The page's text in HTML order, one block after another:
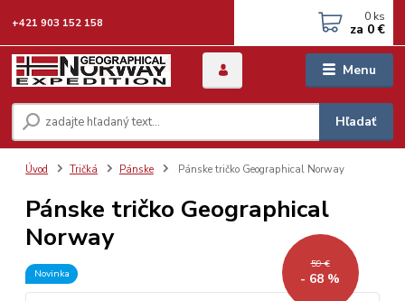
Menu
Hľadať
+421 903 152 158 0 ks
za 0 €
Úvod Tričká Pánske Pánske tričko Geographical Norway
Pánske tričko Geographical
Norway
Novinka
59 €
- 68 %